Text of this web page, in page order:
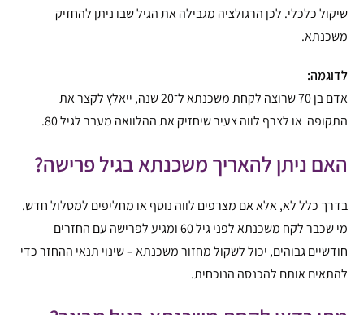
שיקול כלכלי. לכן הרגולציה מגבילה את הגיל שבו ניתן להחזיק
משכנתא.
לדוגמה:
אדם בן 70 שרוצה לקחת משכנתא ל־20 שנה, ייאלץ לקצר את
התקופה או לצרף לווה צעיר שיחזיק את ההלוואה מעבר לגיל 80.
האם ניתן להאריך משכנתא בגיל פרישה?
בדרך כלל לא, אלא אם מצרפים לווה נוסף או מחליפים למסלול חדש.
מי שכבר לקח משכנתא לפני גיל 60 ומגיע לפרישה עם החזרים
חודשיים גבוהים, יכול לשקול מחזור משכנתא – שינוי תנאי ההחזר כדי
להתאים אותם להכנסה הנוכחית.